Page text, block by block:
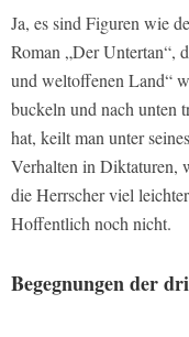
Ja, es sind Figuren wie
Roman „Der Untertan“,
und weltoffenen Land“
buckeln und nach unten
hat, keilt man unter
Verhalten in Diktaturen,
die Herrscher viel
Hoffentlich noch nicht.
Begegnungen der